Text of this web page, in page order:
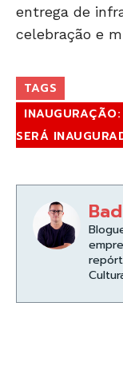
entrega de
celebração e
TAGS
SERÁ